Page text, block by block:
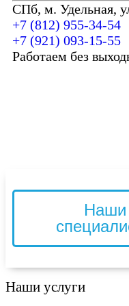
СПб, м. Удельная,
+7 (812) 955-34-54
+7 (921) 093-15-55
Работаем без
Наши
Наши услуги